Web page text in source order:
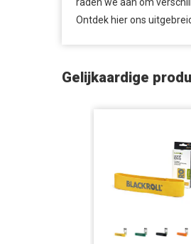
Ontdek hier ons
Gelijkaardige